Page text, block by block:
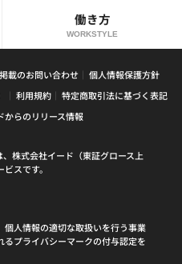
働き方
WORKSTYLE
載のお問い合わせ
個人情報保護方針
利用規約
特定商取引法に基づく表記
からのリリース情報
株式会社イード（東証グロース上
スです。
個人情報の適切な取扱いを行う事業
るプライバシーマークの付与認定を